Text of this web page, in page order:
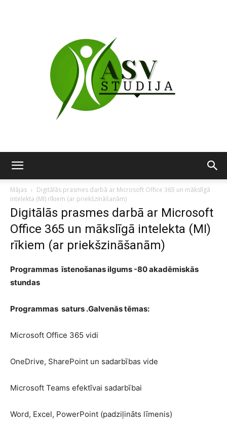
studija
Mājas
Digitālās prasmes darbā ar Microsoft Office 365 un mākslīgā
intelekta (MI) rīkiem (ar priekšzināšanām)
Digitālās prasmes darbā ar Microsoft
Office 365 un mākslīgā intelekta (MI)
rīkiem (ar priekšzināšanām)
Programmas īstenošanas ilgums -80 akadēmiskās
stundas
Programmas saturs .Galvenās tēmas:
Microsoft Office 365 vidi
OneDrive, SharePoint un sadarbības vide
Microsoft Teams efektīvai sadarbībai
Word, Excel, PowerPoint (padziļināts līmenis)